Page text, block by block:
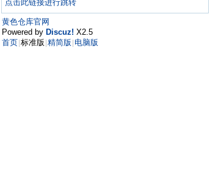
点击此链接进行跳转
黄色仓库官网
Powered by Discuz! X2.5
首页 标准版 精简版 电脑版